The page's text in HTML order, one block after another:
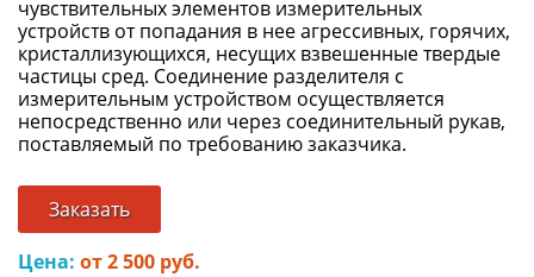
чувствительных элементов измерительных
устройств от попадания в нее агрессивных, горячих,
кристаллизующихся, несущих взвешенные твердые
частицы сред. Соединение разделителя с
измерительным устройством осуществляется
непосредственно или через соединительный рукав,
поставляемый по требованию заказчика.
Заказать
Цена: от 2 500 руб.